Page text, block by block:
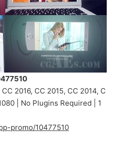
2016, CC 2015, CC 2014, C
| No Plugins Required | 1
promo/10477510